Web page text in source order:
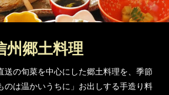
州郷土料理
送の旬菜を中心にした郷土料理を、季節
のは温かいうちに」お出しする手造り料